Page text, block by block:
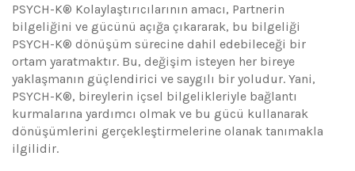
PSYCH-K® Kolaylaştırıcılarının amacı, Partnerin
bilgeliğini ve gücünü açığa çıkararak, bu bilgeliği
PSYCH-K® dönüşüm sürecine dahil edebileceği bir
ortam yaratmaktır. Bu, değişim isteyen her bireye
yaklaşmanın güçlendirici ve saygılı bir yoludur. Yani,
PSYCH-K®, bireylerin içsel bilgelikleriyle bağlantı
kurmalarına yardımcı olmak ve bu gücü kullanarak
dönüşümlerini gerçekleştirmelerine olanak tanımakla
ilgilidir.